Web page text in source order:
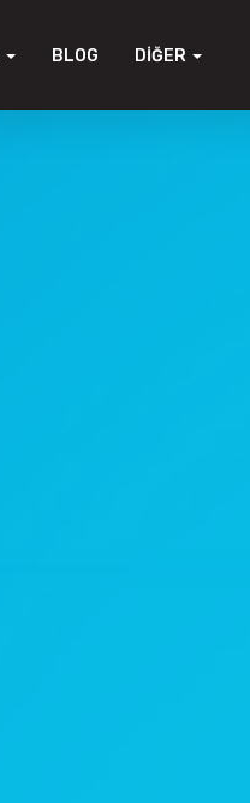
BLOG DIĞER